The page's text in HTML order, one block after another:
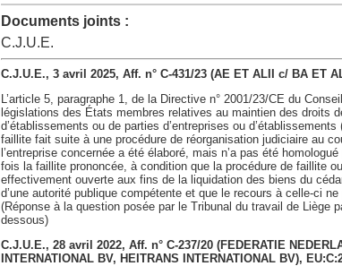
Documents joints :
C.J.U.E.
C.J.U.E., 3 avril 2025, Aff. n° C-431/23 (AE ET ALII c/ BA ET
L’article 5, paragraphe 1, de la Directive n° 2001/23/CE du
législations des États membres relatives au maintien des droits
d’établissements ou de parties d’entreprises ou
faillite fait suite à une procédure de réorganisation judiciaire au
l’entreprise concernée a été élaboré, mais n’a pas été
fois la faillite prononcée, à condition que la procédure de faillite
effectivement ouverte aux fins de la liquidation des biens du
d’une autorité publique compétente et que le recours à celle-ci
(Réponse à la question posée par le Tribunal du travail de Liège
dessous)
C.J.U.E., 28 avril 2022, Aff. n° C-237/20 (FEDERATIE
INTERNATIONAL BV, HEITRANS INTERNATIONAL BV),